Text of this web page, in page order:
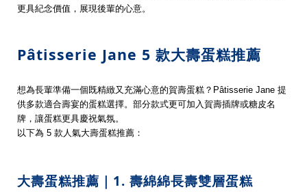
更具紀念價值，展現後輩的心意。
Pâtisserie Jane 5 款大壽蛋糕推薦
想為長輩準備一個既精緻又充滿心意的賀壽蛋糕？Pâtisserie Jane 提
供多款適合壽宴的蛋糕選擇。部分款式更可加入賀壽插牌或糖皮名
牌，讓蛋糕更具慶祝氣氛。
以下為 5 款人氣大壽蛋糕推薦：
大壽蛋糕推薦｜1. 壽綿綿長壽雙層蛋糕